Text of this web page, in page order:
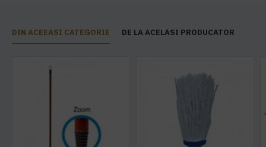
DIN ACEEASI CATEGORIE DE LA ACELASI PRODUCATOR